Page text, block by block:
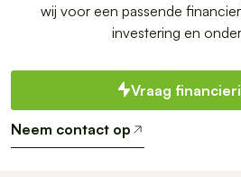
wij voor een passende
investering en
Vraag
Neem contact op